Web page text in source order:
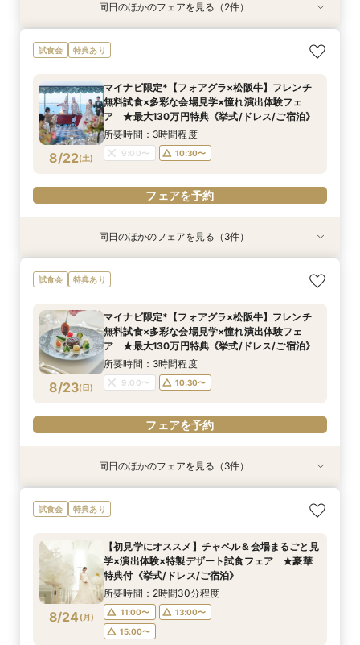
特典あり
8/21(金)
【しっかりお見積り比較×何でも相談】安心ブラ
イダル相談会 ★豪華特典付（挙式/ドレス/ご宿
所要時間：2時間30分程度
11:00〜
13:00〜
15:00〜
特典あり
8/21(金)
【最短1ヶ月の準備OK☆】少人数ウエディング相
談フェア（10名/57万円～）
11:00〜 15:00〜
フェアを予約
同日のほかのフェアを見る（2件）
試食会 特典あり
8/22(土)
マイナビ限定*【フォアグラ×松阪牛】フレンチ
無料試食×多彩な会場見学×憧れ演出体験フェ
ア ★最大130万円特典《挙式/ドレス/ご宿泊》
所要時間：3時間程度
9:00〜 10:30〜
フェアを予約
特典あり
8/22(土)
【ホテル最上階の絶景オーシャンビュー】チャペ
ル＆会場見学/スイーツ試食/憧れ演出体験フェ
所要時間：2時間30分程度
9:00〜
10:30〜
15:00〜
特典あり
8/22(土)
【しっかりお見積り比較×何でも相談】安心ブラ
イダル相談会 ★豪華特典付（挙式/ドレス/ご宿
所要時間：2時間30分程度
11:00〜
13:00〜
15:00〜
特典あり
8/22(土)
【最短1ヶ月の準備OK☆】少人数ウエディング相
談フェア（10名/57万円～）
11:00〜 15:00〜
フェアを予約
同日のほかのフェアを見る（3件）
試食会 特典あり
8/23(日)
マイナビ限定*【フォアグラ×松阪牛】フレンチ
無料試食×多彩な会場見学×憧れ演出体験フェ
ア ★最大130万円特典《挙式/ドレス/ご宿泊》
所要時間：3時間程度
9:00〜 10:30〜
フェアを予約
特典あり
8/23 (日
【絶景ロケーション×星空演出体験】多彩な会場
見学＆特製スイーツ試食付フェア ★最大130万
所要時間：2時間30分程度
9:00〜
10:30〜
15:00〜
フェアを予約
特典あり
8/23 (日
【しっかりお見積り比較×何でも相談】安心ブラ
イダル相談会 ★豪華特典付（挙式/ドレス/ご宿
所要時間：2時間30分程度
11:00〜
13:00〜
15:00〜
フェアを予約
特典あり
8/23 (日
【最短1ヶ月の準備OK☆】少人数ウエディング相
談フェア（10名/57万円～）
11:00〜 15:00〜
フェアを予約
同日のほかのフェアを見る（3件）
試食会 特典あり
8/24 (月)
【初見学にオススメ】チャペル＆会場まるごと見
学×演出体験×特製デザート試食フェア ★豪華
特典付《挙式/ドレス/ご宿泊》
所要時間：2時間30分程度
11:00〜
13:00〜
15:00〜